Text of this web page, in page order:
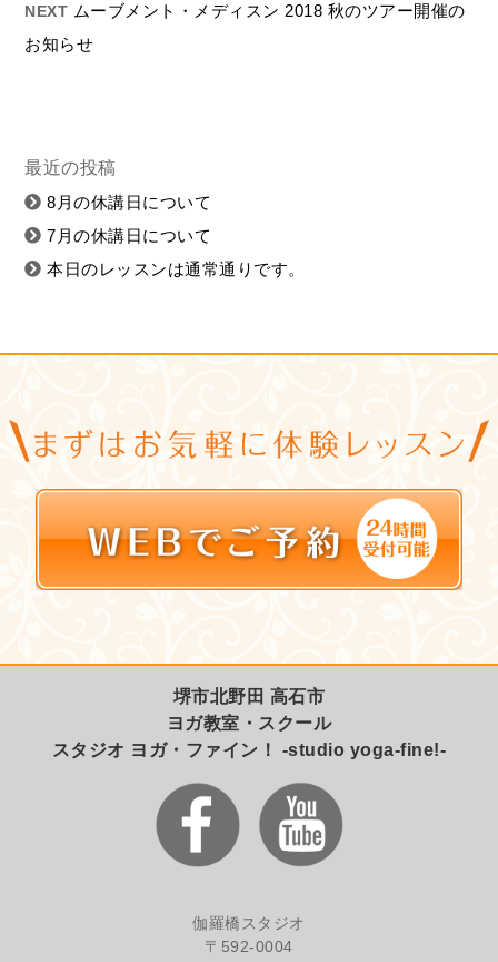
NEXT ムーブメント・メディスン 2018 秋のツアー開催の
お知らせ
最近の投稿
8月の休講日について
7月の休講日について
本日のレッスンは通常通りです。
堺市北野田 高石市
ヨガ教室・スクール
スタジオ ヨガ・ファイン！ -studio yoga-fine!-
伽羅橋スタジオ
〒592-0004